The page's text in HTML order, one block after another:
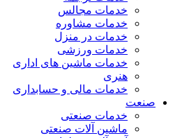
خدمات مجالس
خدمات مشاوره
خدمات در منزل
خدمات ورزشی
خدمات ماشین های اداری
هنری
خدمات مالی و حسابداری
صنعت
خدمات صنعتی
ماشین آلات صنعتی